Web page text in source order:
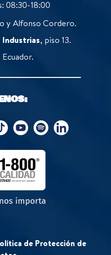
08:30-18:00
y Alfonso Cordero.
Industrias, piso 13.
importa
de Protección de